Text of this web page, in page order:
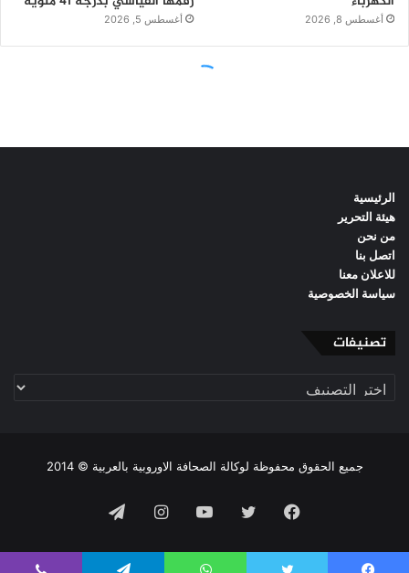
الرئيسية
هيئة التحرير
من نحن
اتصل بنا
للاعلان معنا
سياسة الخصوصية
تصنيفات
تصنيفات
جميع الحقوق محفوظة لوكالة الصحافة الاوروبية بالعربية © 2014
فيسبوك تويتر يوتيوبانستقرامتيلقرام